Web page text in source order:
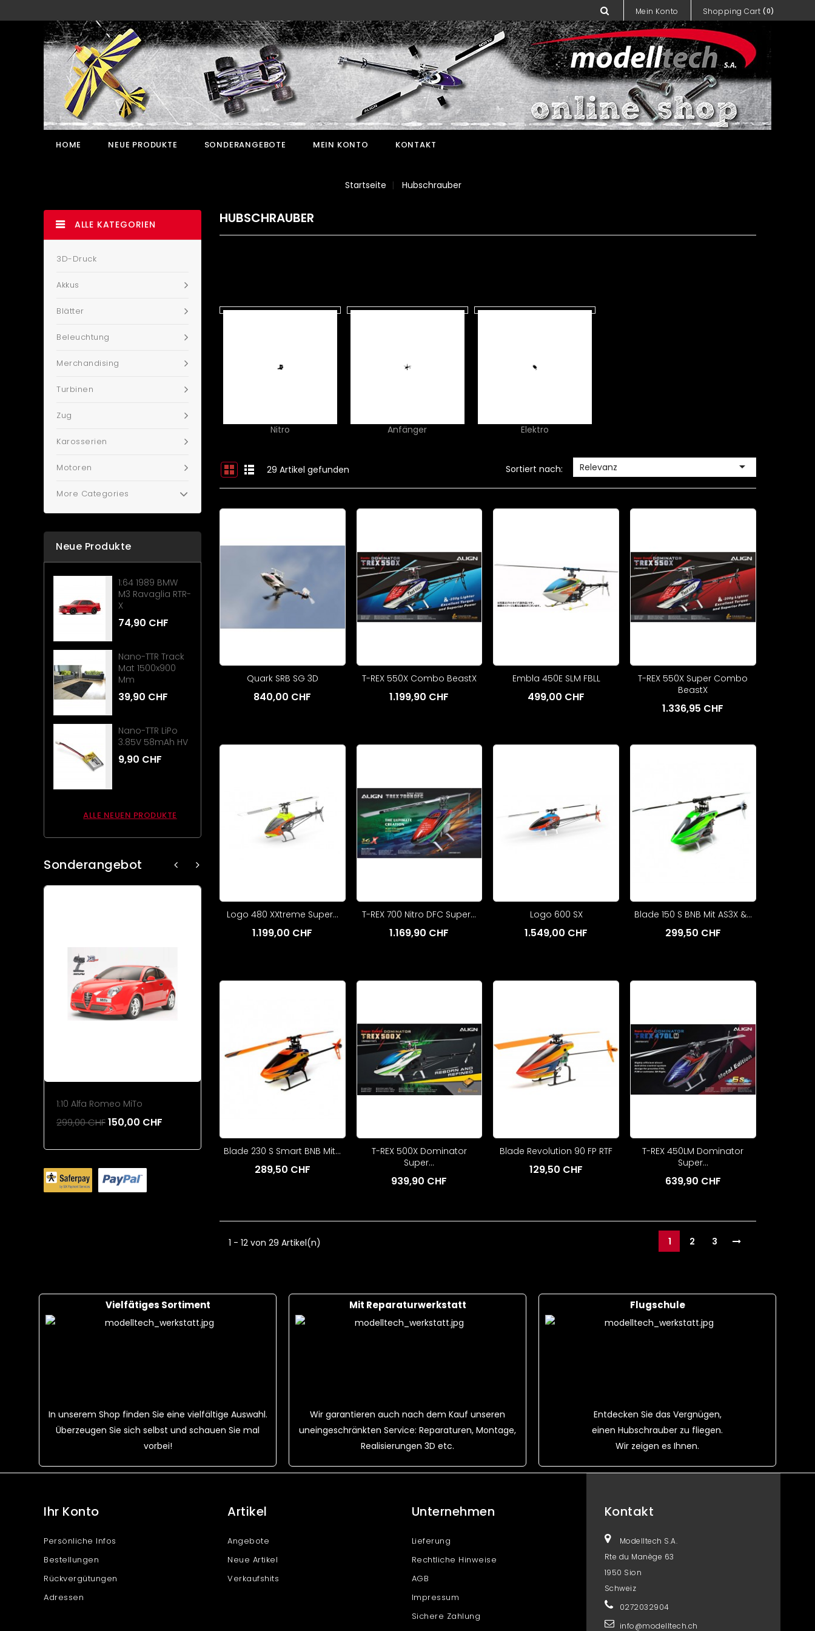
Shopping Cart (0)
Mein Konto
HOME NEUE PRODUKTE SONDERANGEBOTE MEIN KONTO KONTAKT
Startseite Hubschrauber
ALLE KATEGORIEN
3D-Druck
Akkus
Blätter
Beleuchtung
Merchandising
Turbinen
Zug
Karosserien
Motoren
More Categories
Neue Produkte
1:64 1989 BMW
M3 Ravaglia RTR-
X
74,90 CHF
Nano-TTR Track
Mat 1500x900
Mm
39,90 CHF
Nano-TTR LiPo
3.85V 58mAh HV
9,90 CHF
ALLE NEUEN PRODUKTE
Sonderangebot
1:10 Alfa Romeo MiTo
299,00 CHF150,00 CHF
Add To Cart
HUBSCHRAUBER
Nitro Anfänger Elektro
29 Artikel gefunden Sortiert nach: Relevanz 
Quark SRB SG 3D
840,00 CHF
T-REX 550X Combo BeastX
1.199,90 CHF
Embla 450E SLM FBLL
499,00 CHF
T-REX 550X Super Combo
BeastX
1.336,95 CHF
Logo 480 XXtreme Super...
1.199,00 CHF
T-REX 700 Nitro DFC Super...
1.169,90 CHF
Logo 600 SX
1.549,00 CHF
Blade 150 S BNB Mit AS3X &...
299,50 CHF
Blade 230 S Smart BNB Mit...
289,50 CHF
T-REX 500X Dominator
Super...
939,90 CHF
Blade Revolution 90 FP RTF
129,50 CHF
T-REX 450LM Dominator
Super...
639,90 CHF
1 - 12 von 29 Artikel(n) 1 2 3
Vielfätiges Sortiment
In unserem Shop finden Sie eine vielfältige Auswahl.
Überzeugen Sie sich selbst und schauen Sie mal
vorbei!
Mit Reparaturwerkstatt
Wir garantieren auch nach dem Kauf unseren
uneingeschränkten Service: Reparaturen, Montage,
Realisierungen 3D etc.
Flugschule
Entdecken Sie das Vergnügen,
einen Hubschrauber zu fliegen.
Wir zeigen es Ihnen.
Ihr Konto
Persönliche Infos
Bestellungen
Rückvergütungen
Adressen
Artikel
Angebote
Neue Artikel
Verkaufshits
Unternehmen
Lieferung
Rechtliche Hinweise
AGB
Impressum
Sichere Zahlung
Kontakt
Modelltech S.A.
Rte du Manège 63
1950 Sion
Schweiz
0272032904
info@modelltech.ch